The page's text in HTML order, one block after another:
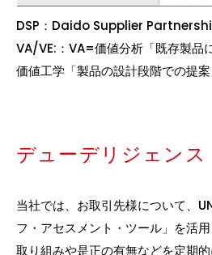
DSP：Daido Supplier
VA/VE:：VA=価値分析「既存製品
価値工学「製品の設計段階での提案
デューデリジェンス
当社では、お取引先様について、
フ・アセスメント・ツール」を活用
取り組みや是正の有無などを定期